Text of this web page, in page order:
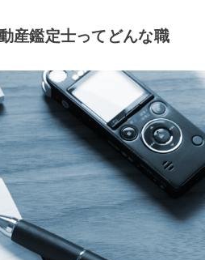
産鑑定士ってどんな職